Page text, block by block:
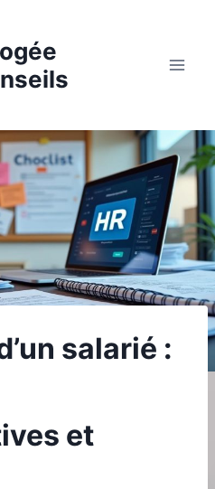
salarié :
et